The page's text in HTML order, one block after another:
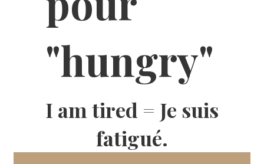
I am tired = Je suis
fatigué.